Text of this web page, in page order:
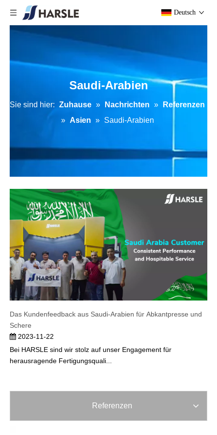
Deutsch
Saudi-Arabien
Sie sind hier: Zuhause » Nachrichten »
Referenzen
» Asien » Saudi-Arabien
Das Kundenfeedback aus Saudi-Arabien für Abkantpresse und
Schere
2023-11-22
Bei HARSLE sind wir stolz auf unser Engagement für
herausragende Fertigungsquali...
Referenzen